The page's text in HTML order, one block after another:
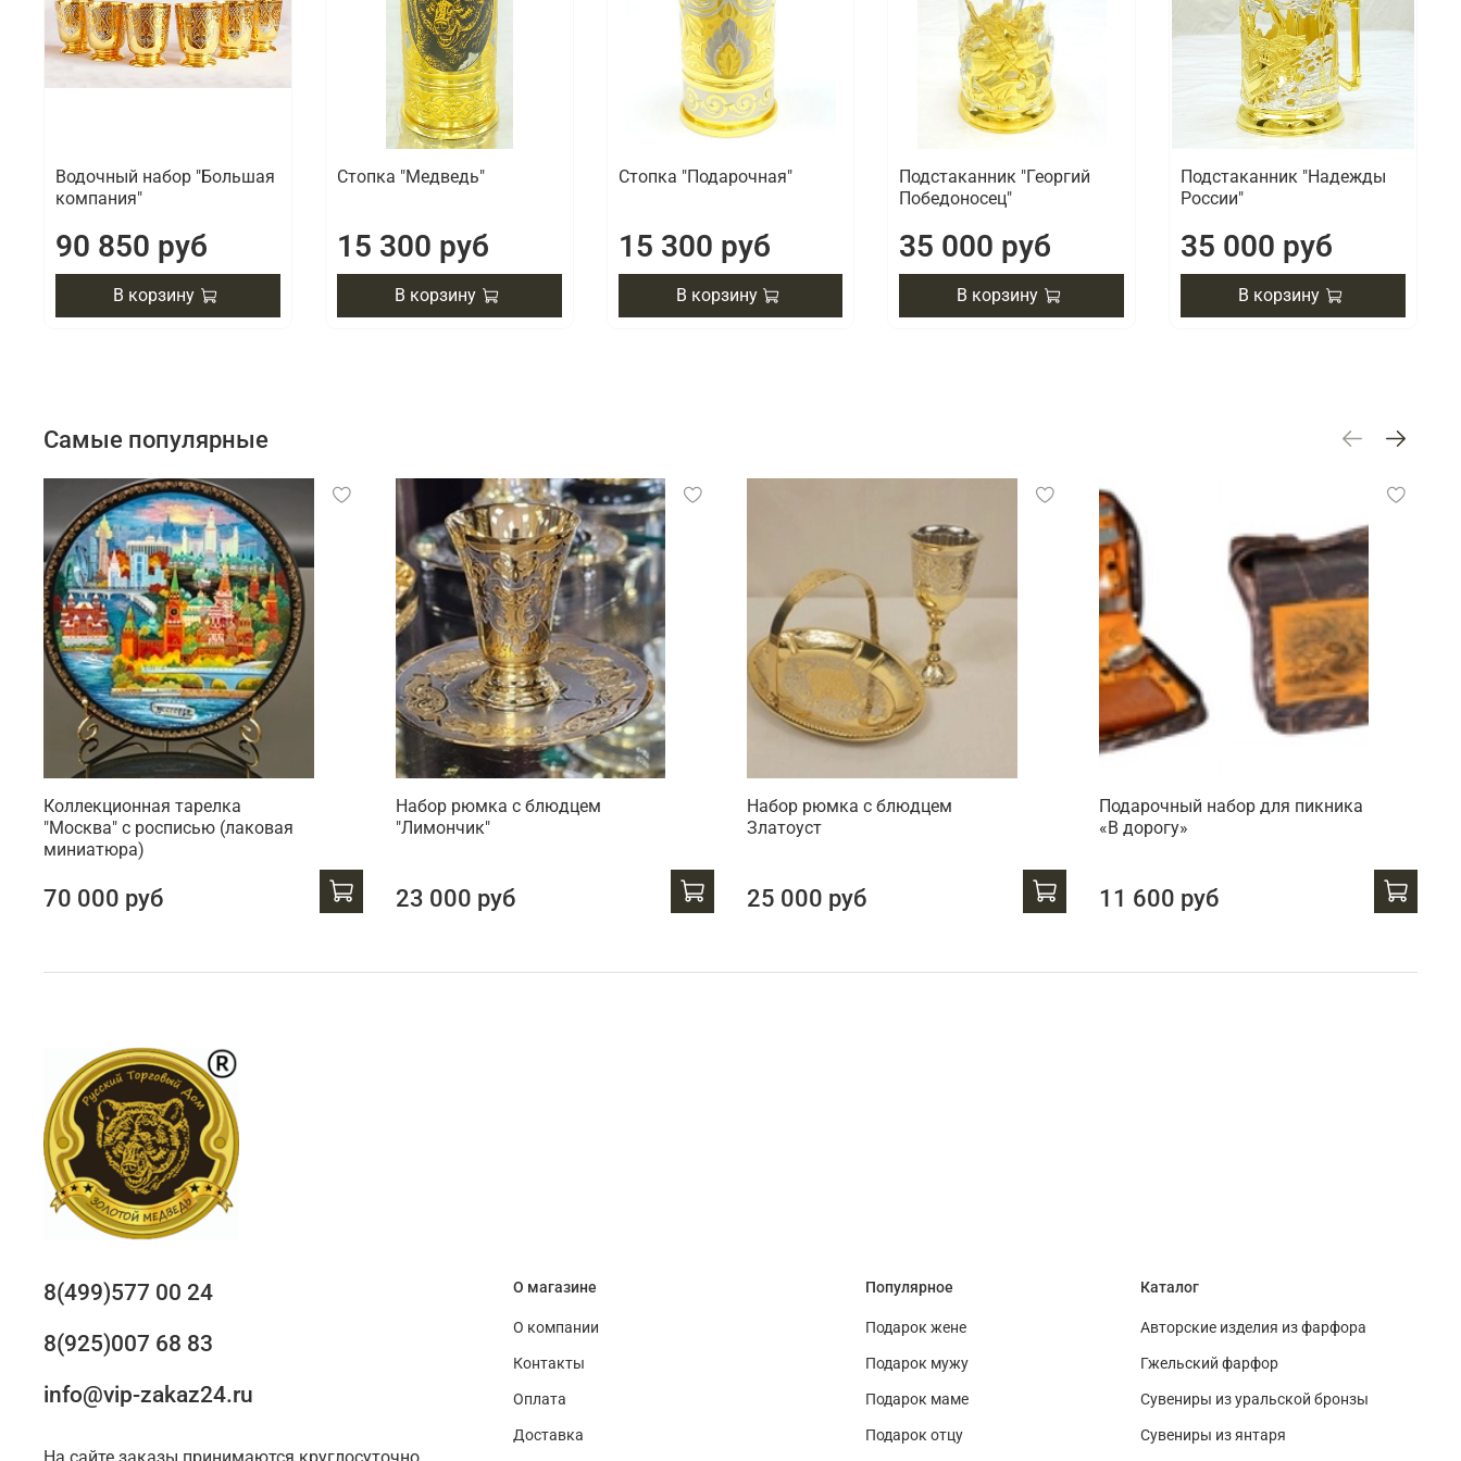
Водочный набор "Большая
компания"
90 850 руб
В корзину
Стопка "Медведь"
15 300 руб
В корзину
Стопка "Подарочная"
15 300 руб
В корзину
Подстаканник "Георгий
Победоносец"
35 000 руб
В корзину
Подстаканник "Надежды
России"
35 000 руб
В корзину
Самые популярные
Коллекционная тарелка
"Москва" с росписью (лаковая
миниатюра)
70 000 руб
Набор рюмка с блюдцем
"Лимончик"
23 000 руб
Набор рюмка с блюдцем
Златоуст
25 000 руб
Подарочный набор для пикника
«В дорогу»
11 600 руб
О магазине
О компании
Контакты
Оплата
Доставка
Популярное
Подарок жене
Подарок мужу
Подарок маме
Подарок отцу
Каталог
Авторские изделия из фарфора
Гжельский фарфор
Сувениры из уральской бронзы
Сувениры из янтаря
8(499)577 00 24
8(925)007 68 83
info@vip-zakaz24.ru